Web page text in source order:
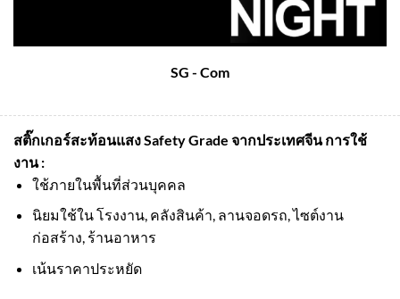
SG - Com
สติ๊กเกอร์สะท้อนแสง Safety Grade จากประเทศจีนการใช้
งาน :
ใช้ภายในพื้นที่ส่วนบุคคล
นิยมใช้ใน โรงงาน, คลังสินค้า, ลานจอดรถ, ไซต์งาน
ก่อสร้าง, ร้านอาหาร
เน้นราคาประหยัด